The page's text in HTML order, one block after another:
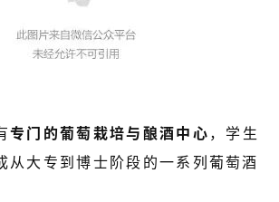
专门的葡萄栽培与酿酒中心 ，学生
从大专到博士阶段的一系列葡萄酒